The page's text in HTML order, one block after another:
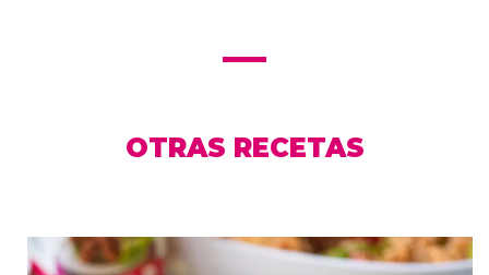
OTRAS RECETAS